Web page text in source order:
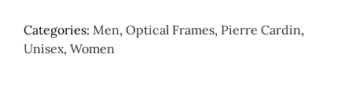
Categories: Men, Optical Frames, Pierre Cardin,
Unisex, Women